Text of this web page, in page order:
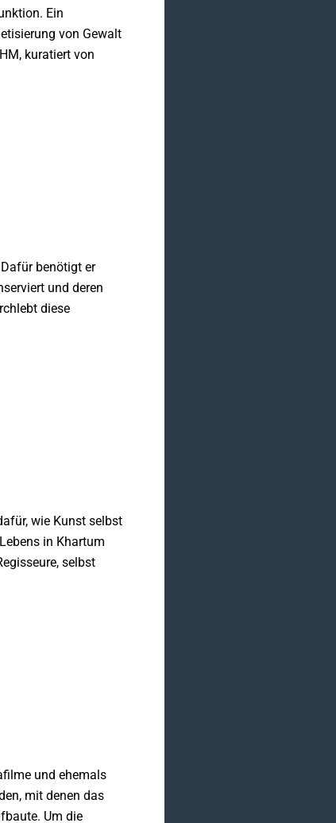
Ein
von Gewalt
kuratiert von
benötigt er
und deren
diese
wie Kunst selbst
in Khartum
selbst
und ehemals
mit denen das
Um die